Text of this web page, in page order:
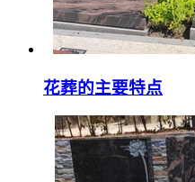
花葬的主要特点